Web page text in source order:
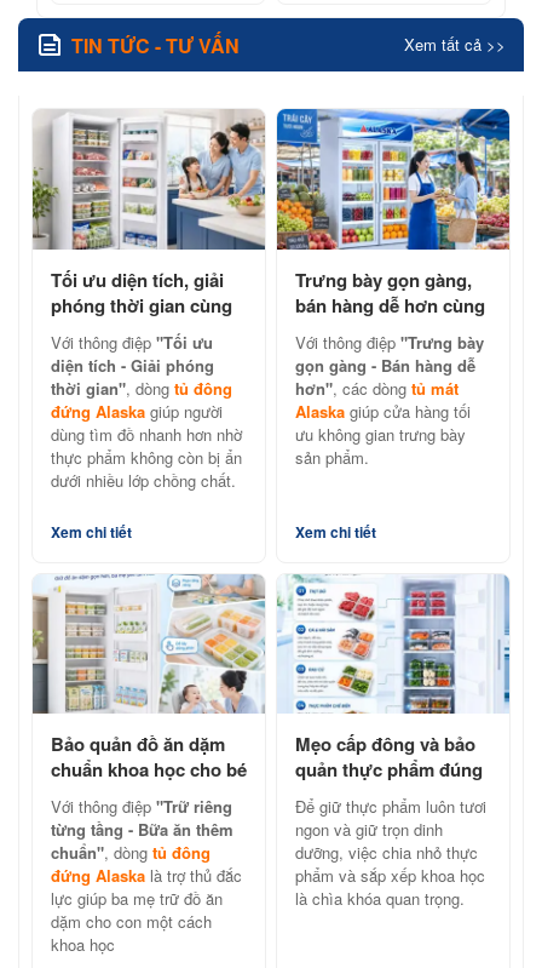
TIN TỨC - TƯ VẤN Xem tất cả >>
Tối ưu diện tích, giải
phóng thời gian cùng
tủ đông đứng Alaska
Với thông điệp "Tối ưu
diện tích - Giải phóng
thời gian", dòng tủ đông
đứng Alaska giúp người
dùng tìm đồ nhanh hơn nhờ
thực phẩm không còn bị ẩn
dưới nhiều lớp chồng chất.
Xem chi tiết
Trưng bày gọn gàng,
bán hàng dễ hơn cùng
tủ mát Alaska chính
hãng
Với thông điệp "Trưng bày
gọn gàng - Bán hàng dễ
hơn", các dòng tủ mát
Alaska giúp cửa hàng tối
ưu không gian trưng bày
sản phẩm.
Xem chi tiết
Bảo quản đồ ăn dặm
chuẩn khoa học cho bé
cùng tủ đông đứng
Alaska
Với thông điệp "Trữ riêng
từng tầng - Bữa ăn thêm
chuẩn", dòng tủ đông
đứng Alaska là trợ thủ đắc
lực giúp ba mẹ trữ đồ ăn
dặm cho con một cách
khoa học
Mẹo cấp đông và bảo
quản thực phẩm đúng
cách với tủ đông đứng
Alaska
Để giữ thực phẩm luôn tươi
ngon và giữ trọn dinh
dưỡng, việc chia nhỏ thực
phẩm và sắp xếp khoa học
là chìa khóa quan trọng.